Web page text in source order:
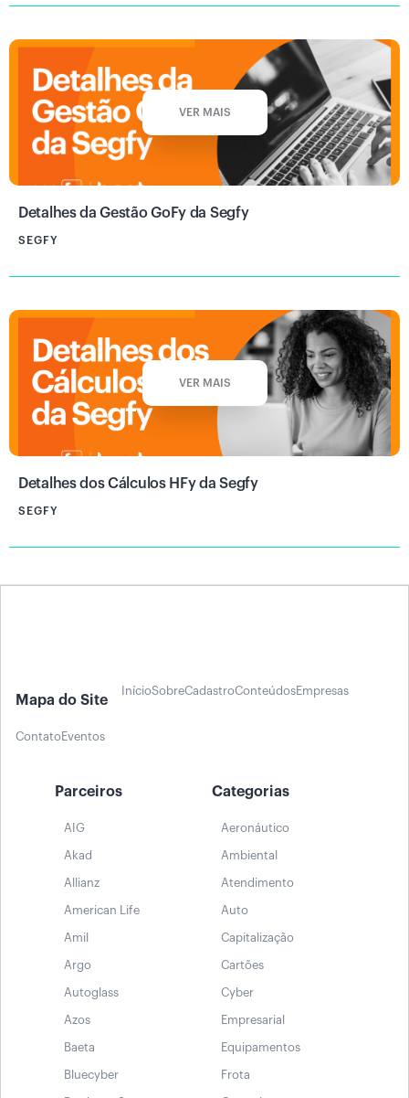
VER MAIS
Detalhes da Gestão GoFy da Segfy
SEGFY
VER MAIS
Detalhes dos Cálculos HFy da Segfy
SEGFY
Mapa do Site
InícioSobreCadastroConteúdosEmpresas
ContatoEventos
Parceiros
AIG
Akad
Allianz
American Life
Amil
Argo
Autoglass
Azos
Baeta
Bluecyber
Categorias
Aeronáutico
Ambiental
Atendimento
Auto
Capitalização
Cartões
Cyber
Empresarial
Equipamentos
Frota